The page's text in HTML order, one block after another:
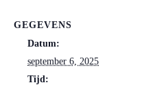
GEGEVENS
Datum:
september 6, 2025
Tijd: